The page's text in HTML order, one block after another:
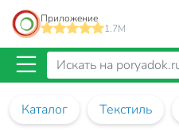
Приложение
1.7M
Каталог Текстиль